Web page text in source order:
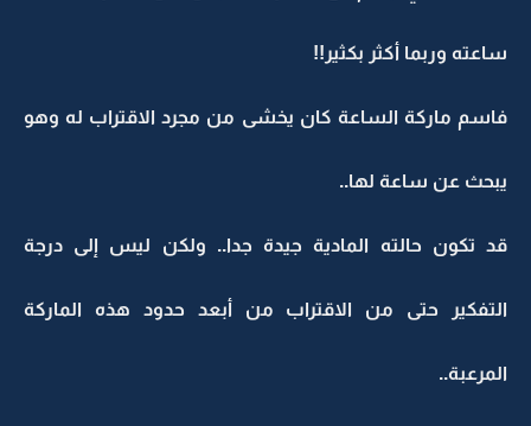
ساعته وربما أكثر بكثير!!
فاسم ماركة الساعة كان يخشى من مجرد الاقتراب له وهو
يبحث عن ساعة لها..
قد تكون حالته المادية جيدة جدا.. ولكن ليس إلى درجة
التفكير حتى من الاقتراب من أبعد حدود هذه الماركة
المرعبة..